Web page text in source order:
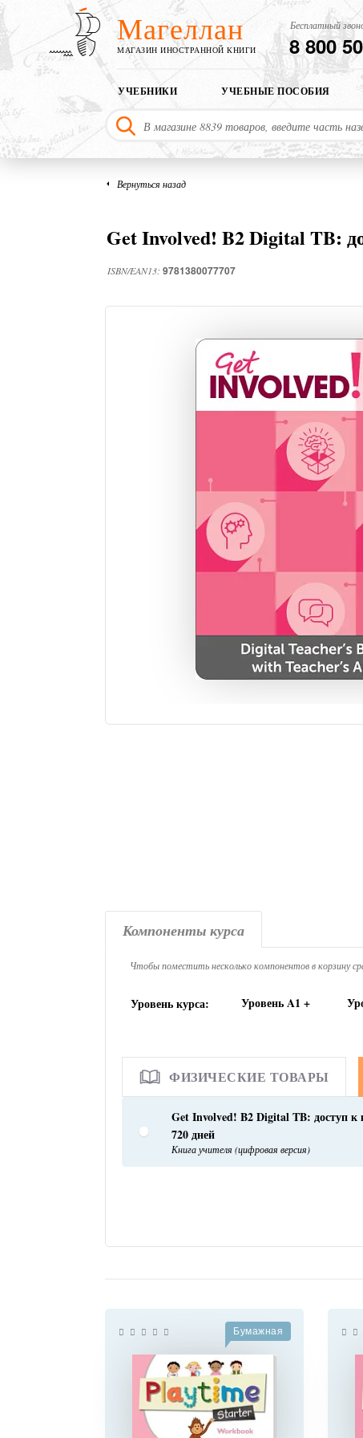
Магеллан
МАГАЗИН ИНОСТРАННОЙ КНИГИ
Бесплатный
8 800
УЧЕБНИКИ УЧЕБНЫЕ ПОСОБИЯ
Вернуться назад
Get Involved! B2 Digital TB:
ISBN/EAN13: 9781380077707
Компоненты курса
Чтобы поместить несколько компонентов в корзину
Уровень курса: Уровень A1 +
ФИЗИЧЕСКИЕ ТОВАРЫ
Get Involved! B2 Digital TB: доступ к
720 дней
Книга учителя (цифровая версия)
Бумажная